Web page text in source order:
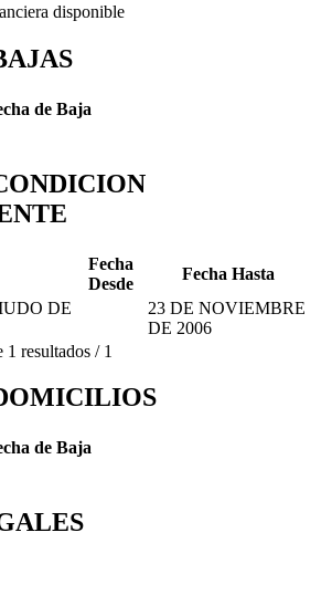
disponible
de Baja
Fecha
Desde
Fecha Hasta
DE
23 DE NOVIEMBRE
DE 2006
1 resultados / 1
de Baja